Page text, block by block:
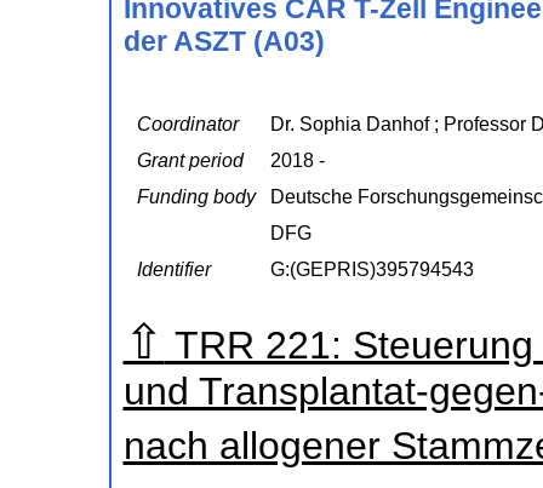
Innovatives CAR T-Zell
der ASZT (A03)
Coordinator
Dr. Sophia Danhof ; Professor
Grant period
2018 -
Funding body
Deutsche
DFG
Identifier
G:(GEPRIS)395794543
⇧ TRR 221:
und Transplantat-
nach allogener